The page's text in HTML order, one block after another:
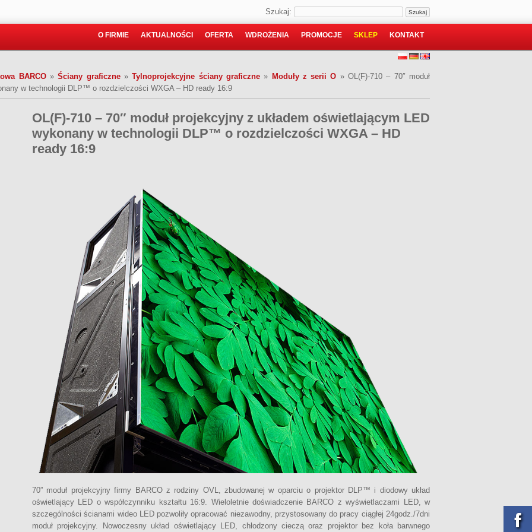
Szukaj:
O FIRMIE AKTUALNOŚCI OFERTA WDROŻENIA PROMOCJE SKLEP KONTAKT
BARCO»Ściany graficzne»Tylnoprojekcyjne ściany graficzne» Moduły z serii O »OL(F)-710 – 70″ moduł
w technologii DLP™ o rozdzielczości WXGA – HD ready 16:9
OL(F)-710 – 70″ moduł projekcyjny z układem oświetlającym LED
wykonany w technologii DLP™ o rozdzielczości WXGA – HD
ready 16:9
70” moduł projekcyjny firmy BARCO z rodziny OVL, zbudowanej w oparciu o projektor DLP™ i diodowy układ
oświetlający LED o współczynniku kształtu 16:9. Wieloletnie doświadczenie BARCO z wyświetlaczami LED, w
szczególności ścianami wideo LED pozwoliły opracować niezawodny, przystosowany do pracy ciągłej 24godz./7dni
moduł projekcyjny. Nowoczesny układ oświetlający LED, chłodzony cieczą oraz projektor bez koła barwnego